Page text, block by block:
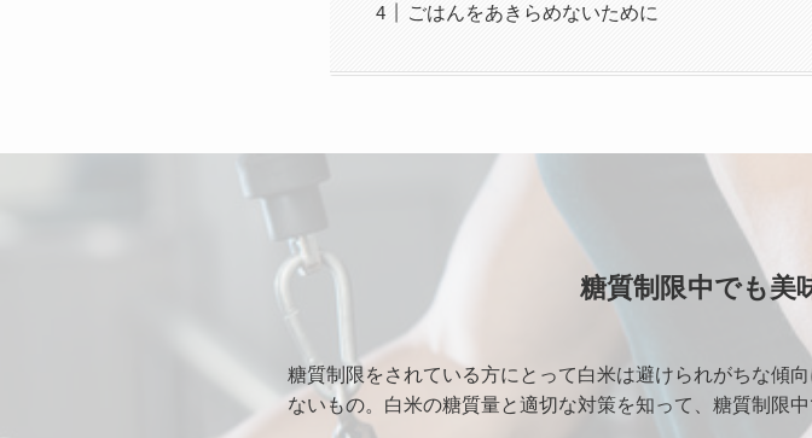
ごはんをあきらめないために
糖質制限中でも美
糖質制限をされている方にとって白米は避けられがちな傾
ないもの。白米の糖質量と適切な対策を知って、糖質制限